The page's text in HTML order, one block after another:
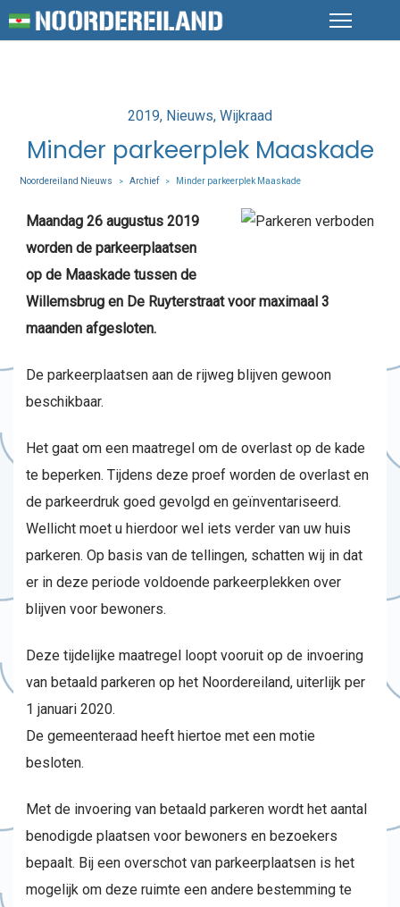
Posted
2019 Nieuws Wijkraad
Minder parkeerplek Maaskade
Noordereiland Nieuws > Archief > Minder parkeerplek Maaskade
Maandag 26 augustus 2019
worden de parkeerplaatsen
op de Maaskade tussen de
Willemsbrug en De Ruyterstraat voor maximaal 3
maanden afgesloten.
De parkeerplaatsen aan de rijweg blijven gewoon
beschikbaar.
Het gaat om een maatregel om de overlast op de kade
te beperken. Tijdens deze proef worden de overlast en
de parkeerdruk goed gevolgd en geïnventariseerd.
Wellicht moet u hierdoor wel iets verder van uw huis
parkeren. Op basis van de tellingen, schatten wij in dat
er in deze periode voldoende parkeerplekken over
blijven voor bewoners.
Deze tijdelijke maatregel loopt vooruit op de invoering
van betaald parkeren op het Noordereiland, uiterlijk per
1 januari 2020.
De gemeenteraad heeft hiertoe met een motie
besloten.
Met de invoering van betaald parkeren wordt het aantal
benodigde plaatsen voor bewoners en bezoekers
bepaalt. Bij een overschot van parkeerplaatsen is het
mogelijk om deze ruimte een andere bestemming te